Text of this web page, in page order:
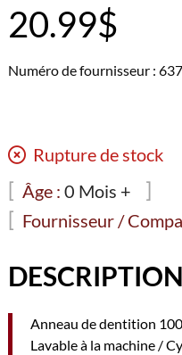
20.99$
Numéro de fournisseur :
Rupture de stock
Âge : 0 Mois +
Fournisseur /
DESCRIPTION
Anneau de dentition
Lavable à la machine /